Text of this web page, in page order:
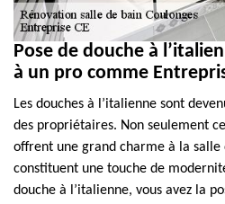
Pose de douche à
à un pro comme
Les douches à l’italienne sont
des propriétaires. Non seulement
offrent une grand charme à la salle
constituent une touche de
douche à l’italienne, vous avez la